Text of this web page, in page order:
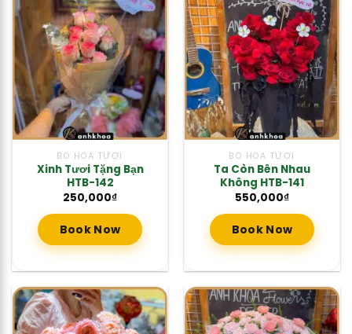
BÓ HOA TƯƠI
Xinh Tươi Tặng Bạn
HTB-142
250,000₫
Book Now
BÓ HOA TƯƠI
Ta Còn Bên Nhau
Không HTB-141
550,000₫
Book Now